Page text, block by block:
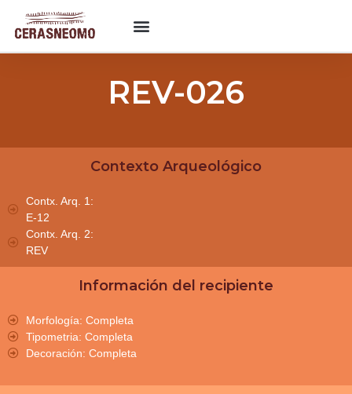
REV-026
Contexto Arqueológico
Contx. Arq. 1:
E-12
Contx. Arq. 2:
REV
Información del recipiente
Morfología: Completa
Tipometria: Completa
Decoración: Completa